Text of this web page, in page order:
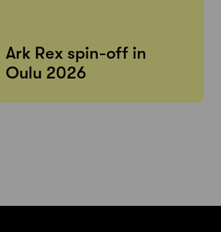
Ark Rex spin-off in
Oulu 2026